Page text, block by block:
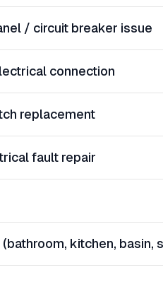
/ circuit breaker issue
connection
replacement
fault repair
kitchen, basin,